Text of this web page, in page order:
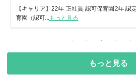
【キャリア】22年 正社員 認可保育園2年
育園（認可...もっと見る
もっと見る